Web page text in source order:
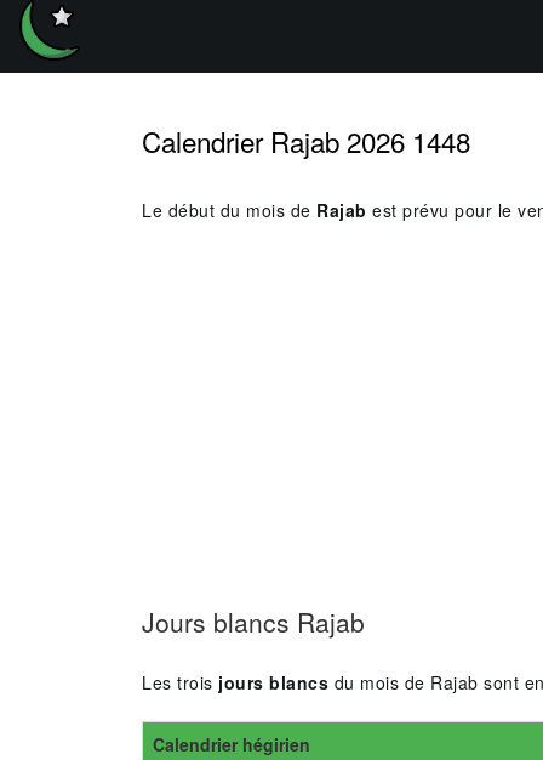
Calendrier Rajab 2026 1448
Le début du mois de Rajab est prévu pour le
Jours blancs Rajab
Les trois jours blancs du mois de Rajab sont
Calendrier hégirien